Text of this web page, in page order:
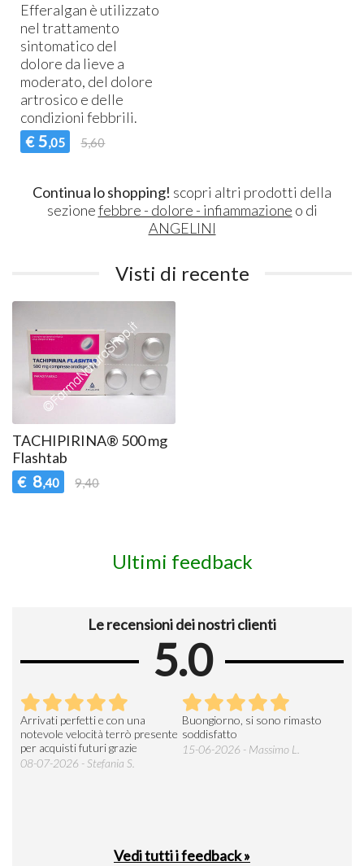
Efferalgan è utilizzato
nel trattamento
sintomatico del
dolore da lieve a
moderato, del dolore
artrosico e delle
condizioni febbrili.
€ 5,05 5,60
Continua lo shopping! scopri altri prodotti della
sezionefebbre - dolore - infiammazione o di
ANGELINI
Visti di recente
TACHIPIRINA® 500 mg
Flashtab
€ 8,40 9,40
Ultimi feedback
Le recensioni dei nostri clienti
5.0
Arrivati perfetti e con una
notevole velocità terrò presente
per acquisti futuri grazie
08-07-2026 - Stefania S.
Buongiorno, si sono rimasto
soddisfatto
15-06-2026 - Massimo L.
Vedi tutti i feedback »